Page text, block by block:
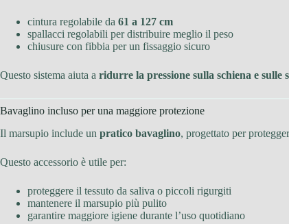
cintura regolabile da 61 a 127 cm
spallacci regolabili per distribuire meglio il peso
chiusure con fibbia per un fissaggio sicuro
Questo sistema aiuta a ridurre la pressione sulla schiena e sulle
Bavaglino incluso per una maggiore protezione
Il marsupio include un pratico bavaglino, progettato per
Questo accessorio è utile per:
proteggere il tessuto da saliva o piccoli rigurgiti
mantenere il marsupio più pulito
garantire maggiore igiene durante l’uso quotidiano